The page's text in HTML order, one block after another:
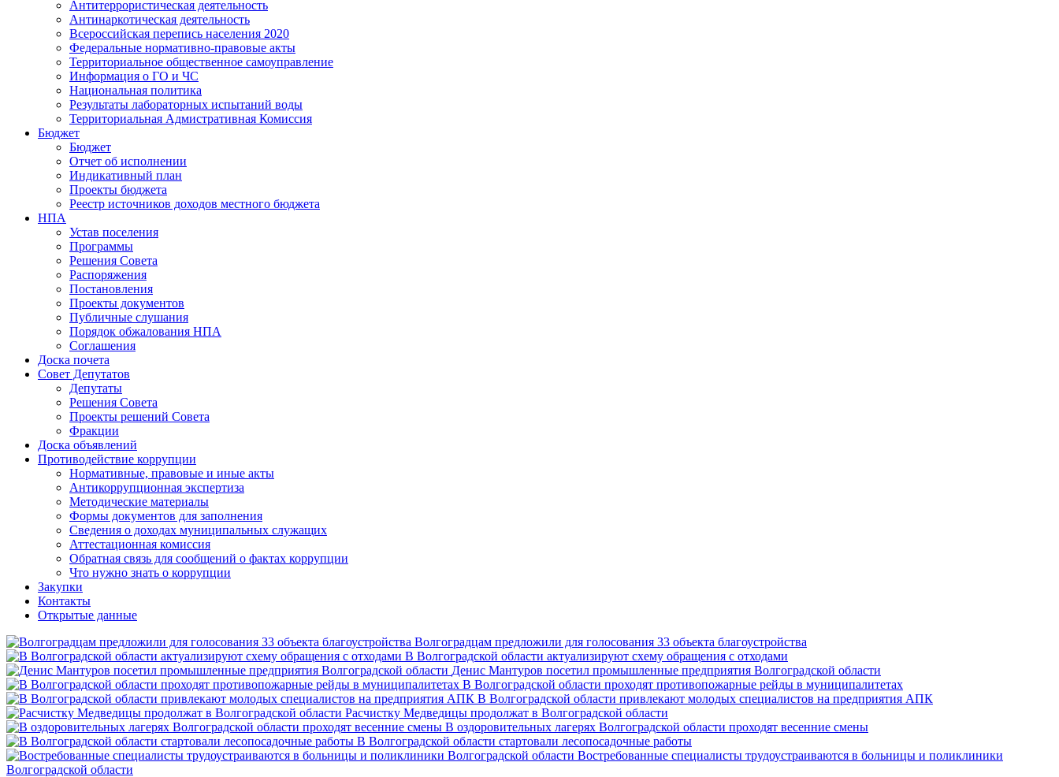
Антитеррористическая деятельность
Антинаркотическая деятельность
Всероссийская перепись населения 2020
Федеральные нормативно-правовые акты
Территориальное общественное самоуправление
Информация о ГО и ЧС
Национальная политика
Результаты лабораторных испытаний воды
Территориальная Адмистративная Комиссия
Бюджет
Бюджет
Отчет об исполнении
Индикативный план
Проекты бюджета
Реестр источников доходов местного бюджета
НПА
Устав поселения
Программы
Решения Совета
Распоряжения
Постановления
Проекты документов
Публичные слушания
Порядок обжалования НПА
Соглашения
Доска почета
Совет Депутатов
Депутаты
Решения Совета
Проекты решений Совета
Фракции
Доска объявлений
Противодействие коррупции
Нормативные, правовые и иные акты
Антикоррупционная экспертиза
Методические материалы
Формы документов для заполнения
Сведения о доходах муниципальных служащих
Аттестационная комиссия
Обратная связь для сообщений о фактах коррупции
Что нужно знать о коррупции
Закупки
Контакты
Открытые данные
Волгоградцам предложили для голосования 33 объекта благоустройства
В Волгоградской области актуализируют схему обращения с отходами
Денис Мантуров посетил промышленные предприятия Волгоградской области
В Волгоградской области проходят противопожарные рейды в муниципалитетах
В Волгоградской области привлекают молодых специалистов на предприятия АПК
Расчистку Медведицы продолжат в Волгоградской области
В оздоровительных лагерях Волгоградской области проходят весенние смены
В Волгоградской области стартовали лесопосадочные работы
Востребованные специалисты трудоустраиваются в больницы и поликлиники
Волгоградской области